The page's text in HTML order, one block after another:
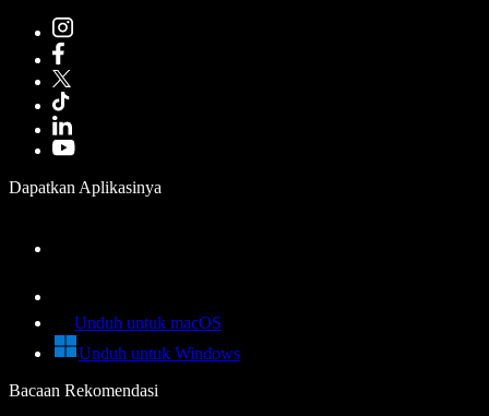
Dapatkan Aplikasinya
Unduh untuk macOS
Unduh untuk Windows
Bacaan Rekomendasi